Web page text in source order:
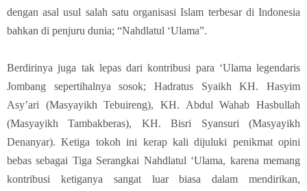
dengan asal usul salah satu organisasi Islam terbesar di Indonesia
bahkan di penjuru dunia; “Nahdlatul ‘Ulama”.
Berdirinya juga tak lepas dari kontribusi para ‘Ulama legendaris
Jombang sepertihalnya sosok; Hadratus Syaikh KH. Hasyim
Asy’ari (Masyayikh Tebuireng), KH. Abdul Wahab Hasbullah
(Masyayikh Tambakberas), KH. Bisri Syansuri (Masyayikh
Denanyar).Ketiga tokoh ini kerap kali dijuluki penikmat opini
bebas sebagai Tiga Serangkai Nahdlatul ‘Ulama, karena memang
kontribusi ketiganya sangat luar biasa dalam mendirikan,